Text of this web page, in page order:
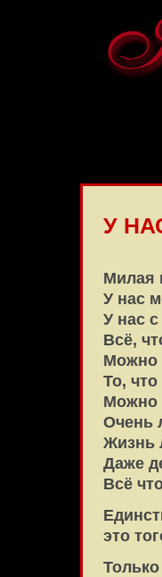
У
Милая
У нас
У нас
Всё,
Можно
То,
Можно
Очень
Жизнь
Даже
Всё
это